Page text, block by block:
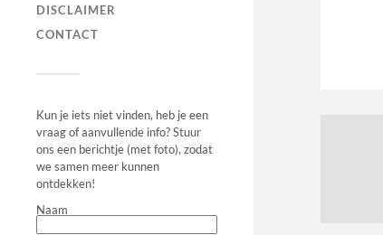
DISCLAIMER
CONTACT
Kun je iets niet vinden, heb je een
vraag of aanvullende info? Stuur
ons een berichtje (met foto), zodat
we samen meer kunnen
ontdekken!
Naam